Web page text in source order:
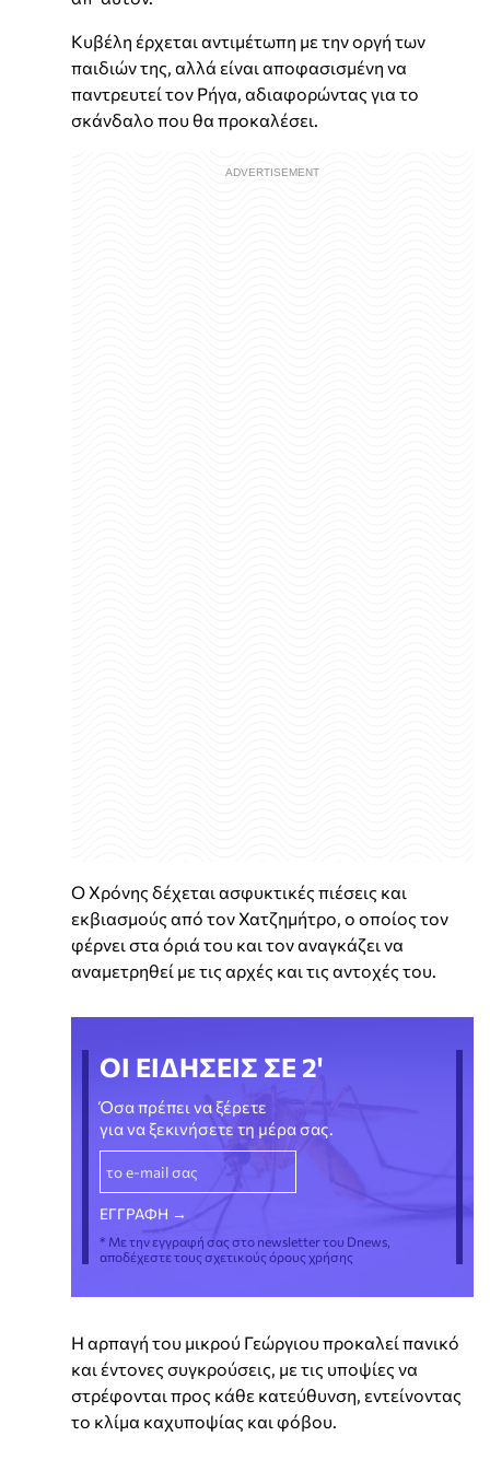
Κυβέλη έρχεται αντιμέτωπη με την οργή των
παιδιών της, αλλά είναι αποφασισμένη να
παντρευτεί τον Ρήγα, αδιαφορώντας για το
σκάνδαλο που θα προκαλέσει.
Ο Χρόνης δέχεται ασφυκτικές πιέσεις και
εκβιασμούς από τον Χατζημήτρο, ο οποίος τον
φέρνει στα όριά του και τον αναγκάζει να
αναμετρηθεί με τις αρχές και τις αντοχές του.
ΟΙ ΕΙΔΗΣΕΙΣ ΣΕ 2'
Όσα πρέπει να ξέρετε
για να ξεκινήσετε τη μέρα σας.
* Με την εγγραφή σας στο newsletter του Dnews,
αποδέχεστε τους σχετικούς όρους χρήσης
Η αρπαγή του μικρού Γεώργιου προκαλεί πανικό
και έντονες συγκρούσεις, με τις υποψίες να
στρέφονται προς κάθε κατεύθυνση, εντείνοντας
το κλίμα καχυποψίας και φόβου.